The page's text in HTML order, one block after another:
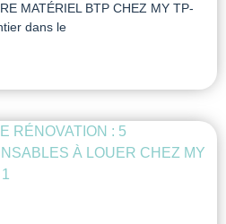
MATÉRIEL BTP CHEZ MY TP-
dans le